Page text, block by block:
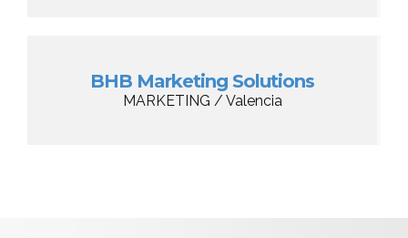
BHB Marketing Solutions
MARKETING / Valencia